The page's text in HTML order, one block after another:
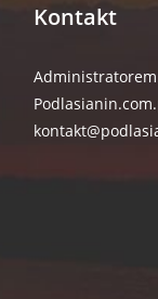
Kontakt